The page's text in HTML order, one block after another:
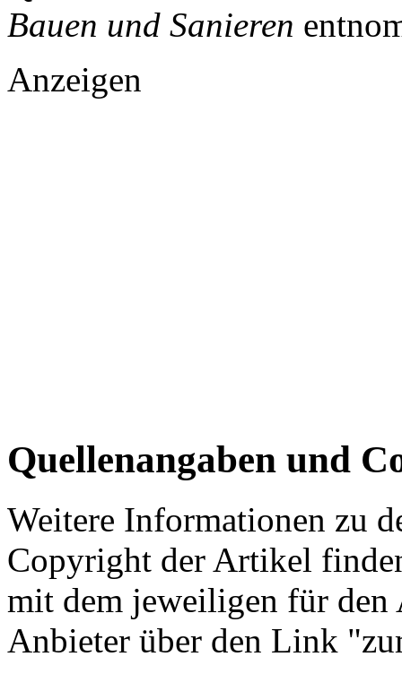
Bauen und Sanieren
Anzeigen
Quellenangaben und
Weitere Informationen zu
Copyright der Artikel
mit dem jeweiligen für
Anbieter über den Link